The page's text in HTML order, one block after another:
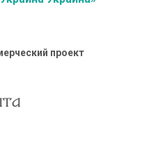
проект